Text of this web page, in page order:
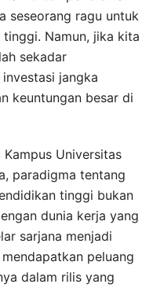
seseorang ragu untuk
Namun, jika kita
sekadar
jangka
keuntungan besar di
Kampus Universitas
paradigma tentang
tinggi bukan
dunia kerja yang
sarjana menjadi
peluang
dalam rilis yang